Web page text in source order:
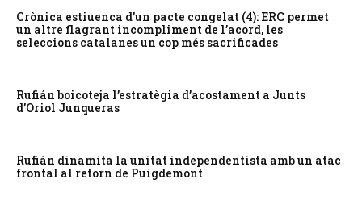
Crònica estiuenca d’un pacte congelat (4): ERC permet
un altre flagrant incompliment de l’acord, les
seleccions catalanes un cop més sacrificades
Rufián boicoteja l’estratègia d’acostament a Junts
d’Oriol Junqueras
Rufián dinamita la unitat independentista amb un atac
frontal al retorn de Puigdemont